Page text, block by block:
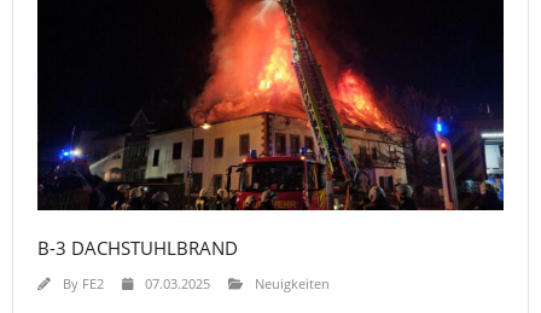
B-3 DACHSTUHLBRAND
By FE2 07.03.2025 Neuigkeiten